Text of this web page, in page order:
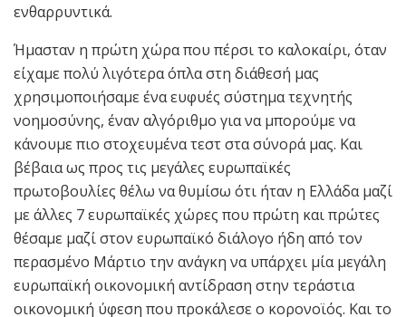
ενθαρρυντικά.
Ήμασταν η πρώτη χώρα που πέρσι το καλοκαίρι, όταν
είχαμε πολύ λιγότερα όπλα στη διάθεσή μας
χρησιμοποιήσαμε ένα ευφυές σύστημα τεχνητής
νοημοσύνης, έναν αλγόριθμο για να μπορούμε να
κάνουμε πιο στοχευμένα τεστ στα σύνορά μας. Και
βέβαια ως προς τις μεγάλες ευρωπαϊκές
πρωτοβουλίες θέλω να θυμίσω ότι ήταν η Ελλάδα μαζί
με άλλες 7 ευρωπαϊκές χώρες που πρώτη και πρώτες
θέσαμε μαζί στον ευρωπαϊκό διάλογο ήδη από τον
περασμένο Μάρτιο την ανάγκη να υπάρχει μία μεγάλη
ευρωπαϊκή οικονομική αντίδραση στην τεράστια
οικονομική ύφεση που προκάλεσε ο κορονοϊός. Και το